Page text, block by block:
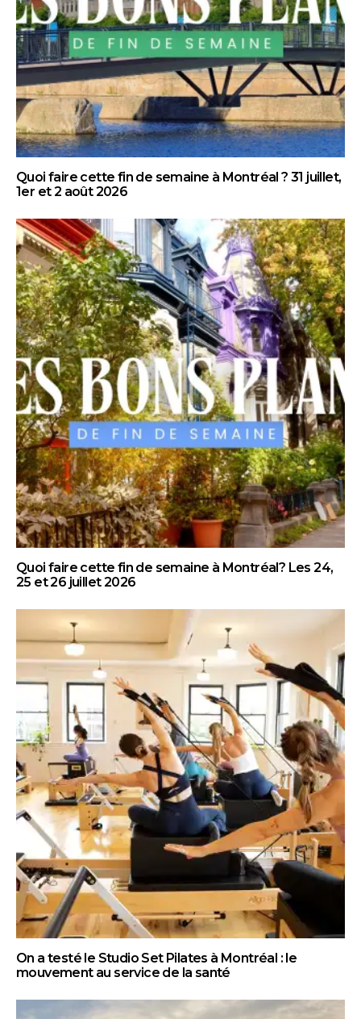
Quoi faire cette fin de semaine à Montréal ? 31 juillet,
1er et 2 août 2026
Quoi faire cette fin de semaine à Montréal? Les 24,
25 et 26 juillet 2026
On a testé le Studio Set Pilates à Montréal : le
mouvement au service de la santé